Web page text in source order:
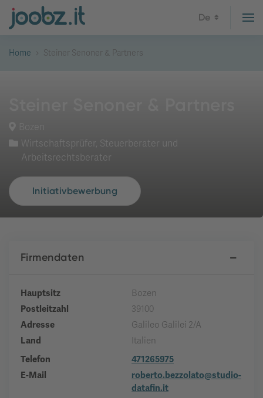
De
Home Steiner Senoner & Partners
Wirtschaftsprüfer, Steuerberater und
Arbeitsrechtsberater
Initiativbewerbung
Firmendaten
Hauptsitz
Bozen
Postleitzahl
39100
Adresse
Galileo Galilei 2/A
Land
Italien
Telefon
471265975
E-Mail
roberto.bezzolato@studio-
datafin.it